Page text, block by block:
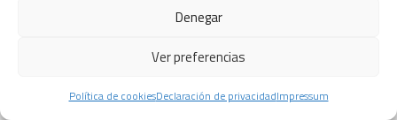
Denegar
Ver preferencias
Política de cookiesDeclaración de privacidadImpressum